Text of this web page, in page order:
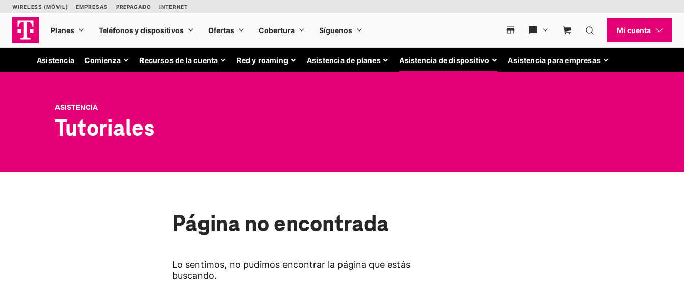
Asistencia Comienza Recursos de la cuenta Red y roaming Asistencia de planes Asistencia de dispositivo Asistencia para empresas
ASISTENCIA
Tutoriales